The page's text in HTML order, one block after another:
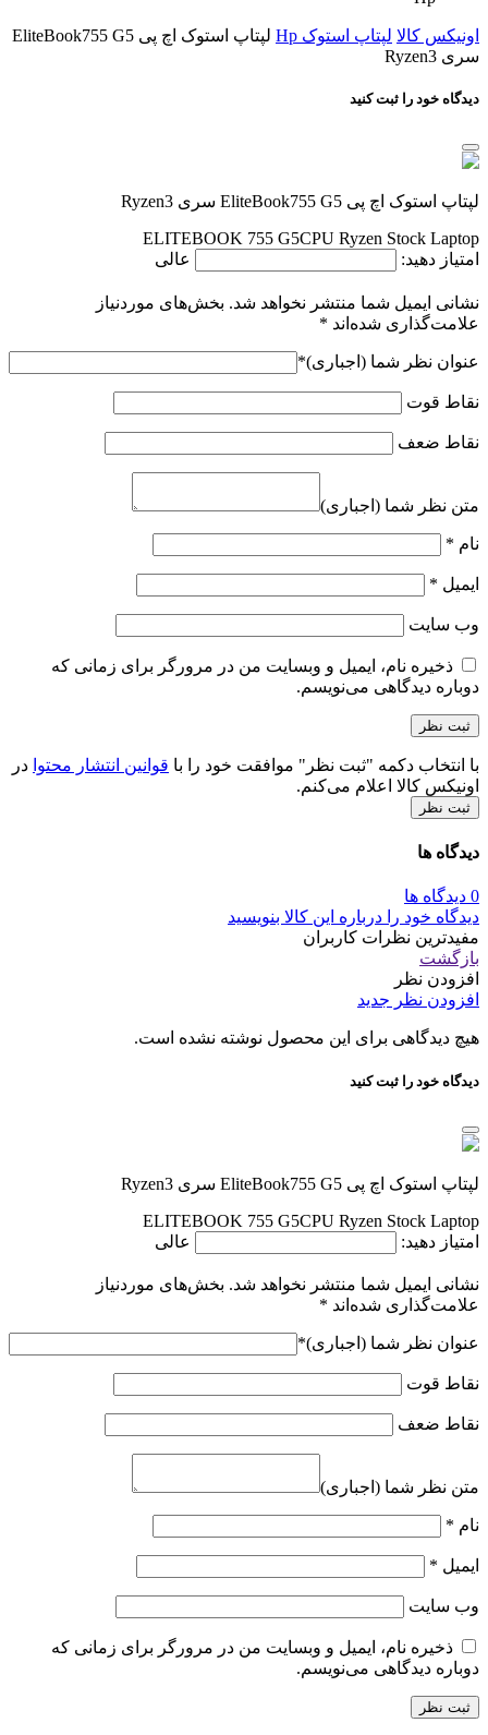
اونیکس کالا لپتاپ استوک Hp
لپتاپ استوک اچ پی EliteBook755 G5
سری Ryzen3
دیدگاه خود را ثبت کنید
لپتاپ استوک اچ پی EliteBook755 G5 سری Ryzen3
ELITEBOOK 755 G5CPU Ryzen Stock Laptop
امتیاز دهید:
عالی
نشانی ایمیل شما منتشر نخواهد شد. بخش‌های موردنیاز
علامت‌گذاری شده‌اند *
عنوان نظر شما (اجباری)*
نقاط قوت
نقاط ضعف
متن نظر شما (اجباری)
نام *
ایمیل *
وب‌ سایت
ذخیره نام، ایمیل و وبسایت من در مرورگر برای زمانی که
دوباره دیدگاهی می‌نویسم.
با انتخاب دکمه "ثبت نظر" موافقت خود را با قوانین انتشار محتوا در
اونیکس کالا اعلام می‌کنم.
ثبت نظر
دیدگاه ها
0 دیدگاه ها
دیدگاه خود را درباره این کالا بنویسید
مفیدترین نظرات کاربران
بازگشت
افزودن نظر
افزودن نظر جدید
هیچ دیدگاهی برای این محصول نوشته نشده است.
دیدگاه خود را ثبت کنید
لپتاپ استوک اچ پی EliteBook755 G5 سری Ryzen3
ELITEBOOK 755 G5CPU Ryzen Stock Laptop
امتیاز دهید:
عالی
نشانی ایمیل شما منتشر نخواهد شد. بخش‌های موردنیاز
علامت‌گذاری شده‌اند *
عنوان نظر شما (اجباری)*
نقاط قوت
نقاط ضعف
متن نظر شما (اجباری)
نام *
ایمیل *
وب‌ سایت
ذخیره نام، ایمیل و وبسایت من در مرورگر برای زمانی که
دوباره دیدگاهی می‌نویسم.